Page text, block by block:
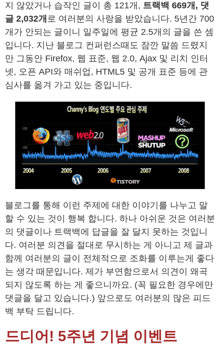
지 않았거나 습작인 글이 총 121개, 트랙백 669개, 댓
글 2,032개 로 여러분의 사랑을 받았습니다. 5년간 700
개가 안되는 글이니 일주일에 평균 2.5개의 글을 쓴 셈
입니다. 지난 블로그 컨퍼런스때도 잠깐 말씀 드렸지
만 그동안 Firefox, 웹 표준, 웹 2.0, Ajax 및 리치 인터
넷, 오픈 API와 매쉬업, HTML5 및 공개 표준 등에 관
심사를 옮겨 가고 있는 중입니다.
블로그를 통해 이런 주제에 대한 이야기를 나누고 말
할 수 있는 것이 행복 합니다. 하나 아쉬운 것은 여러분
의 댓글이나 트랙백에 답글을 잘 달지 못하는 것입니
다. 여러분 의견을 절대로 무시하는 게 아니고 제 글과
함께 여러분의 글이 전체적으로 조화를 이루는게 좋다
는 생각 때문입니다. 제가 부연함으로서 의견이 왜곡
되지 않도록 하는 게 좋으니까요. (꼭 필요한 경우에만
댓글을 달고 있습니다.) 앞으로도 여러분의 많은 피드
백 부탁 드립니다.
드디어! 5주년 기념 이벤트